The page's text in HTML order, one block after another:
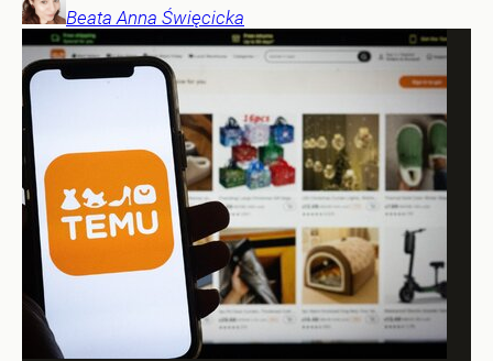
Beata Anna Święcicka